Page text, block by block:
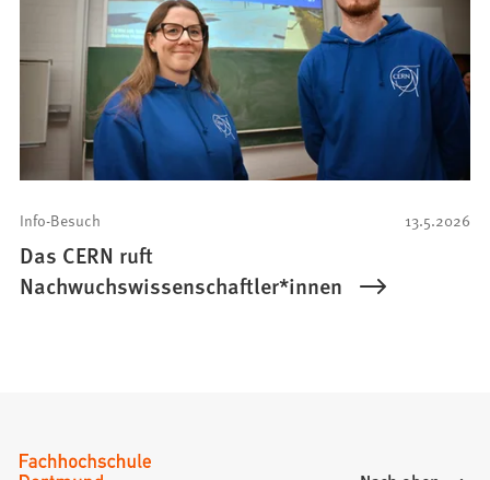
13.5.2026
Info-Besuch
Das CERN ruft
Nachwuchswissenschaftler*innen